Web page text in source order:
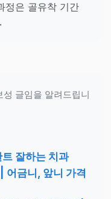
정은 골유착 기간
글임을 알려드립니
잘하는 치과
어금니, 앞니 가격